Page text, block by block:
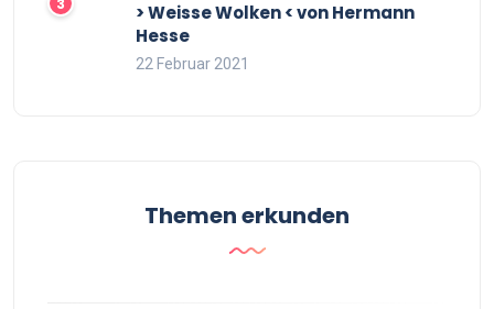
> Weisse Wolken < von Hermann
Hesse
22 Februar 2021
Themen erkunden